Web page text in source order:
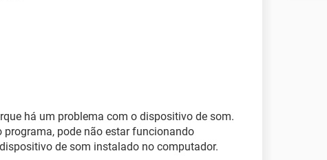
há um problema com o dispositivo de som.
programa, pode não estar funcionando
de som instalado no computador.